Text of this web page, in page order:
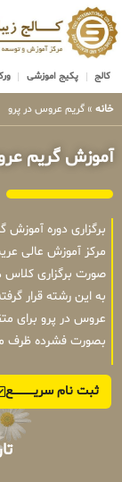
کالج پکیج اموزشی
خانه » گریم عروس در پرو
آموزش گریم
برگزاری دوره
مرکز آموزش عالی
صورت برگزاری کلاس
به این رشته قرار
عروس در پرو برای
بصورت فشرده ظرف مدت 4 الی 6 روز در تهران
ثبت نام سریــــــــــــع